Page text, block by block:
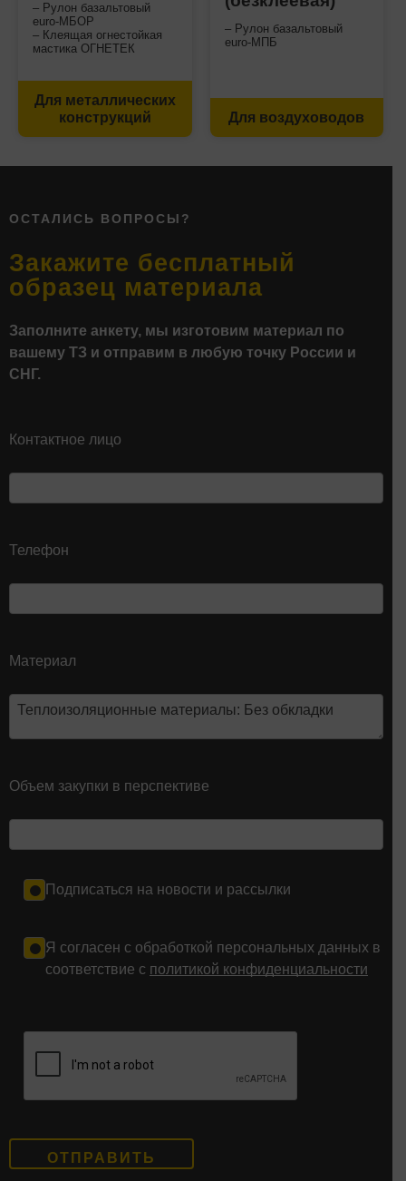
– Рулон базальтовый
euro-МБОР
– Клеящая огнестойкая
мастика ОГНЕТЕК
Для металлических
конструкций
– Рулон базальтовый
euro-МПБ
Для воздуховодов
ОСТАЛИСЬ ВОПРОСЫ?
Закажите бесплатный
образец материала
Заполните анкету, мы изготовим материал по
вашему ТЗ и отправим в любую точку России и
СНГ.
Контактное лицо
Телефон
Материал
Объем закупки в перспективе
Подписаться на новости и рассылки
Я согласен с обработкой персональных данных в
соответствие с политикой конфиденциальности